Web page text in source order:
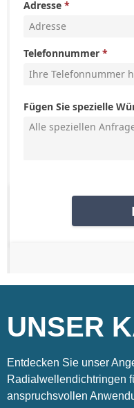
UNSER
Entdecken Sie unser
Radialwellendichtringen
anspruchsvollen